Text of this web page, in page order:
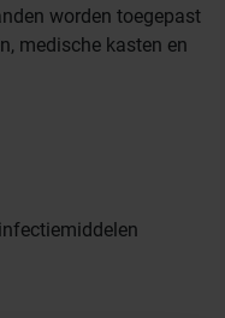
worden toegepast
medische kasten en